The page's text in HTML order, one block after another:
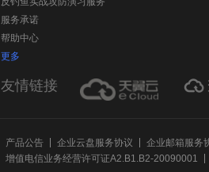
服务承诺
帮助中心
更多
友情链接
产品公告 企业云盘服务协议
企业邮箱服务
增值电信业务经营许可证A2.B1.B2-20090001